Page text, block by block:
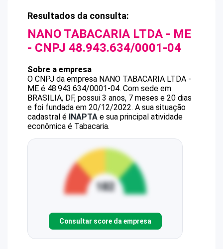
Resultados da consulta:
NANO TABACARIA LTDA - ME
- CNPJ 48.943.634/0001-04
Sobre a empresa
O CNPJ da empresa NANO TABACARIA LTDA -
ME é 48.943.634/0001-04. Com sede em
BRASILIA, DF, possui 3 anos, 7 meses e 20 dias
e foi fundada em 20/12/2022. A sua situação
cadastral é INAPTA e sua principal atividade
econômica é Tabacaria.
Consultar score da empresa